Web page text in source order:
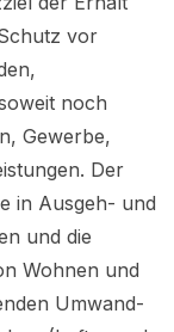
vor
noch
Gewerbe,
Der
in Ausgeh- und
und die
Wohnen und
Umwand­